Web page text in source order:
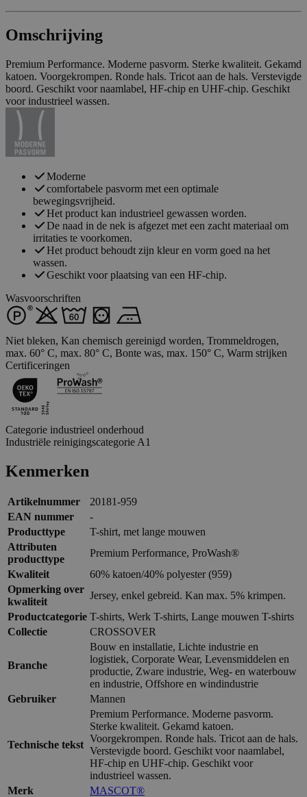
Omschrijving
Premium Performance. Moderne pasvorm. Sterke kwaliteit. Gekamd
katoen. Voorgekrompen. Ronde hals. Tricot aan de hals. Verstevigde
boord. Geschikt voor naamlabel, HF-chip en UHF-chip. Geschikt
voor industrieel wassen.
Moderne
comfortabele pasvorm met een optimale
bewegingsvrijheid.
Het product kan industrieel gewassen worden.
De naad in de nek is afgezet met een zacht materiaal om
irritaties te voorkomen.
Het product behoudt zijn kleur en vorm goed na het
wassen.
Geschikt voor plaatsing van een HF-chip.
Wasvoorschriften
Niet bleken, Kan chemisch gereinigd worden, Trommeldrogen,
max. 60° C, max. 80° C, Bonte was, max. 150° C, Warm strijken
Certificeringen
Categorie industrieel onderhoud
Industriële reinigingscategorie A1
Kenmerken
Artikelnummer
20181-959
EAN nummer
-
Producttype
T-shirt, met lange mouwen
Attributen
producttype
Premium Performance, ProWash®
Kwaliteit
60% katoen/40% polyester (959)
Opmerking over
kwaliteit
Jersey, enkel gebreid. Kan max. 5% krimpen.
Productcategorie T-shirts, Werk T-shirts, Lange mouwen T-shirts
Collectie
CROSSOVER
Branche
Bouw en installatie, Lichte industrie en
logistiek, Corporate Wear, Levensmiddelen en
productie, Zware industrie, Weg- en waterbouw
en industrie, Offshore en windindustrie
Gebruiker
Mannen
Technische tekst
Premium Performance. Moderne pasvorm.
Sterke kwaliteit. Gekamd katoen.
Voorgekrompen. Ronde hals. Tricot aan de hals.
Verstevigde boord. Geschikt voor naamlabel,
HF-chip en UHF-chip. Geschikt voor
industrieel wassen.
Merk
MASCOT®